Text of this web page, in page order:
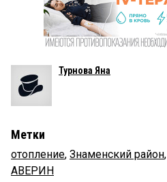
Турнова Яна
Метки
отопление, Знаменский район,
АВЕРИН